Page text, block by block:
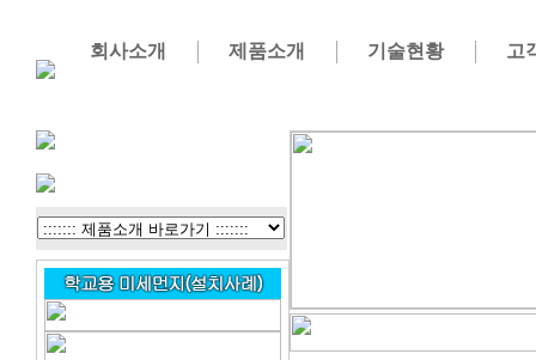
회사소개 제품소개 기술현황 고